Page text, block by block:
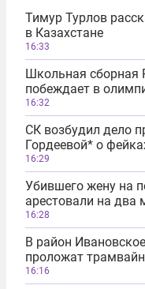
Тимур Турлов
в Казахстане
16:33
Школьная сборная
побеждает в
16:32
СК возбудил дело
Гордеевой* о
16:29
Убившего жену на
арестовали на два
16:28
В район
проложат
16:16